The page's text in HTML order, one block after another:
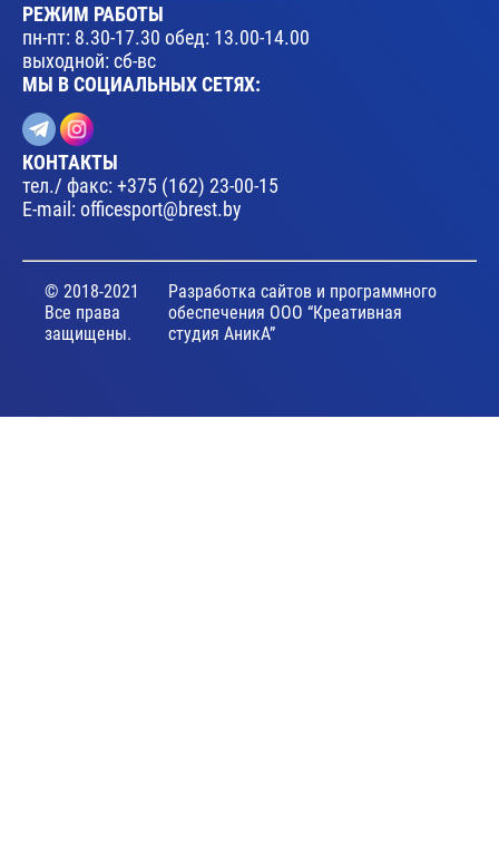
РЕЖИМ РАБОТЫ
пн-пт: 8.30-17.30 обед: 13.00-14.00
выходной: сб-вс
МЫ В СОЦИАЛЬНЫХ СЕТЯХ:
КОНТАКТЫ
тел./ факс:+375 (162) 23-00-15
E-mail: officesport@brest.by
© 2018-2021
Все права
защищены.
Разработка сайтов и программного
обеспечения ООО “Креативная
студия АникА”